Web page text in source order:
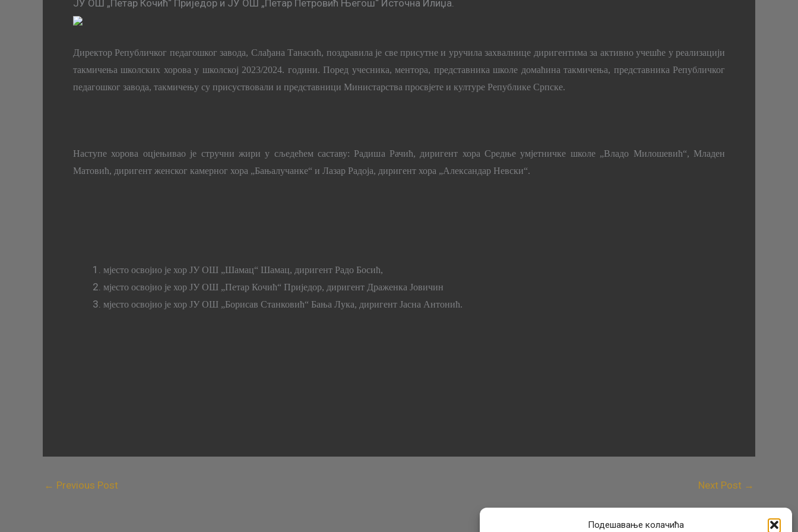
Подешавање колачића
ЈУ ОШ „Петар Кочић“ Приједор и ЈУ ОШ „Петар Петровић Његош“ Источна Илиџа.
Директор Републичког педагошког завода, Слађана Танасић, поздравила је све присутне и уручила захвалнице диригентима за активно учешће у реализацији
такмичења школских хорова у школској 2023/2024. години. Поред учесника, ментора, представника школе домаћина такмичења, представника Републичког
педагошког завода, такмичењу су присуствовали и представници Министарства просвјете и културе Републике Српске.
Наступе хорова оцјењивао је стручни жири у сљедећем саставу: Радиша Рачић, диригент хора Средње умјетничке школе „Владо Милошевић“, Младен
Матовић, диригент женског камерног хора „Бањалучанке“ и Лазар Радоја, диригент хора „Александар Невски“.
мјесто освојио је хор ЈУ ОШ „Шамац“ Шамац, диригент Радо Босић,
мјесто освојио је хор ЈУ ОШ „Петар Кочић“ Приједор, диригент Драженка Јовичин
мјесто освојио је хор ЈУ ОШ „Борисав Станковић“ Бања Лука, диригент Јасна Антонић.
← Previous Post Next Post →